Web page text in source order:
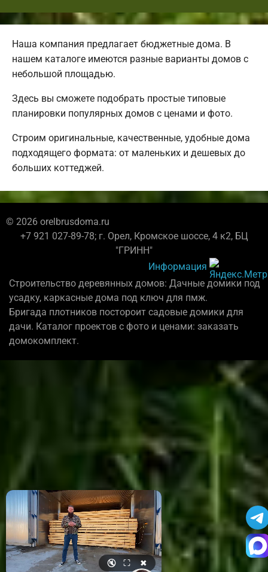
Наша компания предлагает бюджетные дома. В
нашем каталоге имеются разные варианты домов с
небольшой площадью.
Здесь вы сможете подобрать простые типовые
планировки популярных домов с ценами и фото.
Строим оригинальные, качественные, удобные дома
подходящего формата: от маленьких и дешевых до
больших коттеджей.
© 2026 orelbrusdoma.ru
+7 921 027-89-78; г. Орел, Кромское шоссе, 4 к2, БЦ
"ГРИНН"
Информация
Строительство деревянных домов: Дачные домики под
усадку, каркасные дома под ключ для пмж.
Бригада плотников постороит садовые домики для
дачи. Каталог проектов с фото и ценами: заказать
домокомплект.
🔇 ⛶ ✖